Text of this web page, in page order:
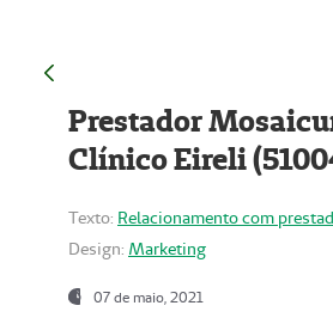
Prestador
Clínico Eireli
Texto: Relacionamento com
Design: Marketing
07 de maio, 2021